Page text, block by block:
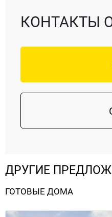
КОНТАКТЫ
ДРУГИЕ
ГОТОВЫЕ ДОМА